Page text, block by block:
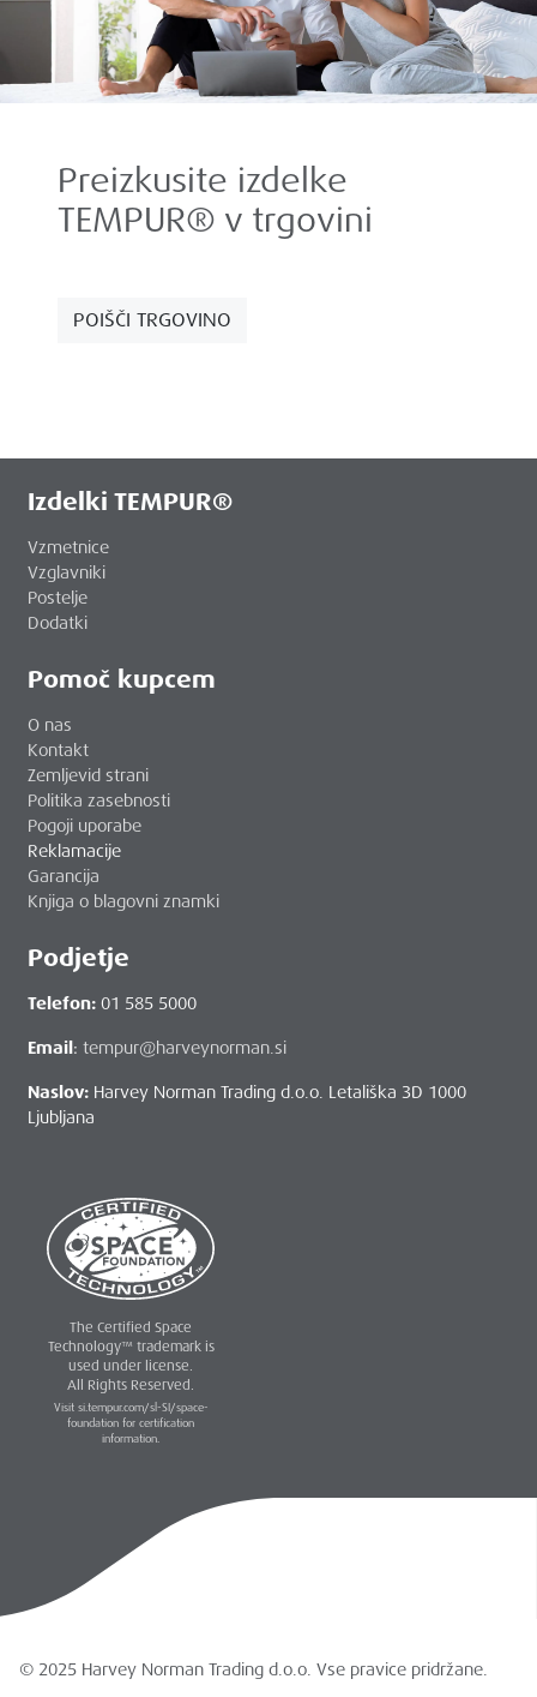
Preizkusite izdelke
TEMPUR® v trgovini
POIŠČI TRGOVINO
Izdelki TEMPUR®
Vzmetnice
Vzglavniki
Postelje
Dodatki
Pomoč kupcem
O nas
Kontakt
Zemljevid strani
Politika zasebnosti
Pogoji uporabe
Reklamacije
Garancija
Knjiga o blagovni znamki
Podjetje
Telefon: 01 585 5000
Email: tempur@harveynorman.si
Naslov: Harvey Norman Trading d.o.o. Letališka 3D 1000
Ljubljana
The Certified Space
Technology™ trademark is
used under license.
All Rights Reserved.
Visit si.tempur.com/sl-SI/space-
foundation for certification
information.
© 2025 Harvey Norman Trading d.o.o. Vse pravice pridržane.